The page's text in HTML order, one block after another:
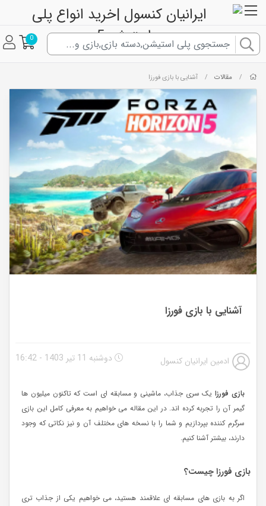
0
/ مقالات / آشنایی با بازی فورزا
آشنایی با بازی فورزا
ادمین ایرانیان کنسول دوشنبه 11 تیر 1403 - 16:42
بازی فورزایک سری جذاب، ماشینی و مسابقه ای است که تاکنون میلیون ها
گیمر آن را تجربه کرده اند. در این مقاله می خواهیم به معرفی کامل این بازی
سرگرم کننده بپردازیم و شما را با نسخه های مختلف آن و نیز نکاتی که وجود
دارند، بیشتر آشنا کنیم.
بازی فورزا چیست؟
اگر به بازی های مسابقه ای علاقمند هستید، می خواهیم یکی از جذاب تری